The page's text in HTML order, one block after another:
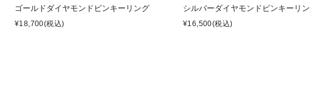
ゴールドダイヤモンドピンキーリング
¥18,700(税込)
シルバーダイヤモンドピンキーリ
¥16,500(税込)